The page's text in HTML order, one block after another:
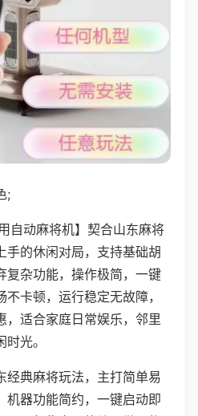
;
自动麻将机】契合山东麻将
手的休闲对局，支持基础胡
复杂功能，操作极简，一键
卡顿，运行稳定无故障，
，适合家庭日常娱乐，邻里
光。
经典麻将玩法，主打简单易
机器功能简约，一键启动即